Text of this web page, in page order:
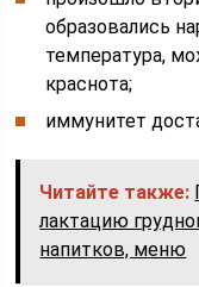
образовались
температура,
краснота;
иммунитет
Читайте также:
лактацию
напитков, меню